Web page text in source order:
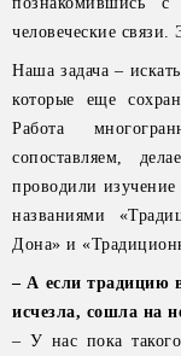
человеческие
Наша задача –
которые еще
Работа
сопоставляем,
проводили
названиями
Дона» и
– А если традицию
исчезла, сошла на
– У нас пока